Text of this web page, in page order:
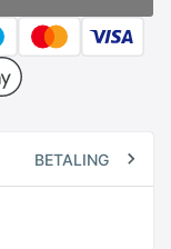
BETALING